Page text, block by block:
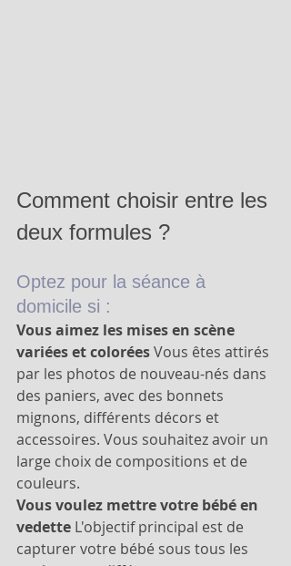
Comment choisir entre les
deux formules ?
Optez pour la séance à
domicile si :
Vous aimez les mises en scène
variées et colorées Vous êtes attirés
par les photos de nouveau-nés dans
des paniers, avec des bonnets
mignons, différents décors et
accessoires. Vous souhaitez avoir un
large choix de compositions et de
couleurs.
Vous voulez mettre votre bébé en
vedette L'objectif principal est de
capturer votre bébé sous tous les